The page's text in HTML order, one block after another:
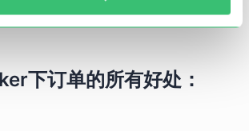
件，在互联网上自动进行类似的操作。
下订单的所有好处：